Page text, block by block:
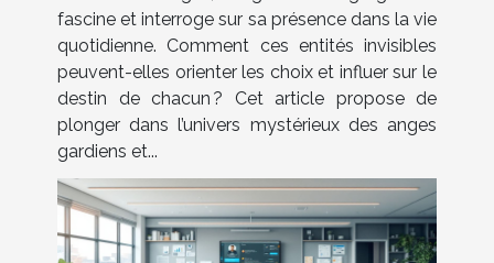
fascine et interroge sur sa présence dans la vie
quotidienne. Comment ces entités invisibles
peuvent-elles orienter les choix et influer sur le
destin de chacun ? Cet article propose de
plonger dans l’univers mystérieux des anges
gardiens et...